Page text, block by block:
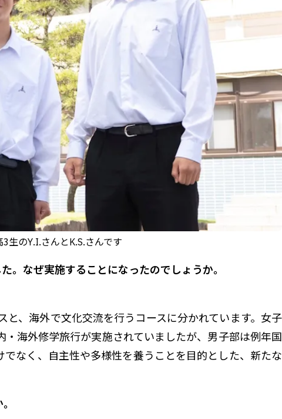
生のY.I.さんとK.S.さんです
なぜ実施することになったのでしょうか。
、海外で文化交流を行うコースに分かれています。女子
海外修学旅行が実施されていましたが、男子部は例年国
なく、自主性や多様性を養うことを目的とした、新たな